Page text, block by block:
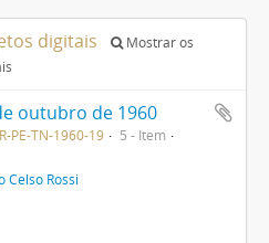
digitais
Mostrar os
outubro de 1960
PE-TN-1960-19
5 - Item
Celso Rossi